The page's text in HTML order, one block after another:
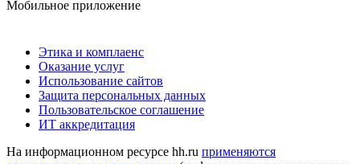
Мобильное приложение
Этика и комплаенс
Оказание услуг
Использование сайтов
Защита персональных данных
Пользовательское соглашение
ИТ аккредитация
На информационном ресурсе hh.ru применяются